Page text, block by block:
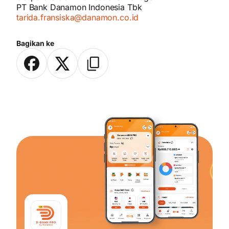
Bagikan ke
PT Bank Danamon Indonesia Tbk
tarida.fransiska@danamon.co.id